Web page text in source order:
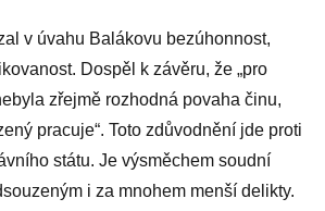
v úvahu Balákovu bezúhonnost,
Dospěl k závěru, že „pro
zřejmě rozhodná povaha činu,
pracuje“. Toto zdůvodnění jde proti
státu. Je výsměchem soudní
i za mnohem menší delikty.